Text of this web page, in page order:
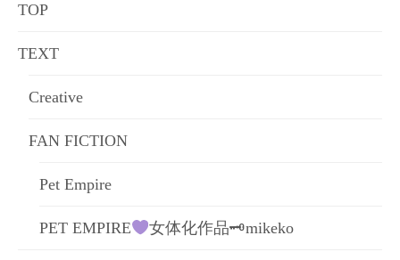
TOP
TEXT
Creative
FAN FICTION
Pet Empire
PET EMPIRE 女体化作品🗝mikeko